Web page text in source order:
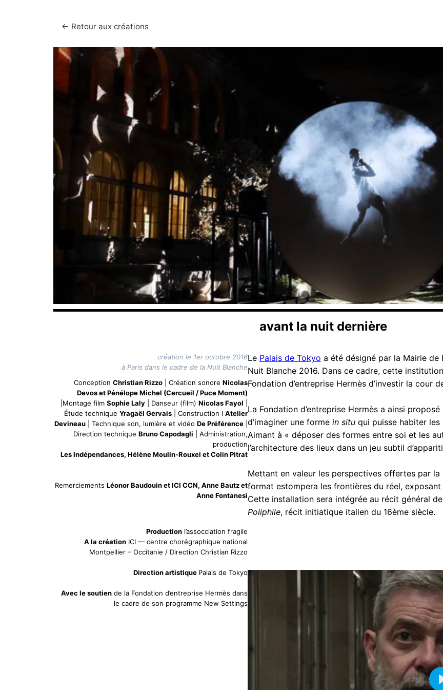
← Retour aux créations
avant la nuit dernière
création le 1er octobre 2016
à Paris dans le cadre de la Nuit Blanche
Conception Christian Rizzo| Création sonore Nicolas
Devos et Pénélope Michel (Cercueil / Puce Moment)
|Montage film Sophie Laly| Danseur (film) Nicolas Fayol
Étude technique Yragaël Gervais| Construction l Atelier
Devineau| Technique son, lumière et vidéo De Préférence|
Direction technique Bruno Capodagli | Administration,
production
Les Indépendances, Hélène Moulin-Rouxel et Colin Pitrat
Remerciements Léonor Baudouin et ICI CCN, Anne Bautz et
Anne Fontanesi
Productionl’assocciation fragile
A la créationICI — centre chorégraphique national
Montpellier – Occitanie / Direction Christian Rizzo
Direction artistique Palais de Tokyo
Avec le soutiende la Fondation d’entreprise Hermès dans
le cadre de son programme New Settings
Le Palais de Tokyo a été désigné par la Mairie
Nuit Blanche 2016. Dans ce cadre, cette
Fondation d’entreprise Hermès d’investir la cour
La Fondation d’entreprise Hermès a ainsi
d’imaginer une forme in situqui puisse habiter les
Aimant à « déposer des formes entre soi et les
l’architecture des lieux dans un jeu subtil
Mettant en valeur les perspectives offertes par
format estompera les frontières du réel,
Cette installation sera intégrée au récit général
Poliphile, récit initiatique italien du 16ème siècle.